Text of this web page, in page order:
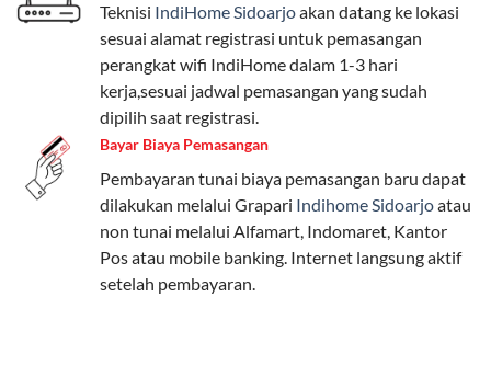
Paket Easy cocok untuk kebutuhan dasar, Paket
Complete untuk yang menginginkan fitur lengkap,
dan Paket Dynamic IP untuk pengguna yang
memprioritaskan kecepatan internet tinggi.
Paket Telkomsel One dengan Kuota Keluarga
Salah satu fitur unggulan Telkomsel One adalah Paket
Kuota Keluarga. Dengan kuota hingga 30 GB, Anda
bisa membagikan internet kepada anggota keluarga
atau teman tanpa perlu khawatir kehabisan kuota.
Teknisi IndiHome Sidoarjoakan datang ke lokasi
sesuai alamat registrasi untuk pemasangan
perangkat wifi IndiHome dalam 1-3 hari
kerja,sesuai jadwal pemasangan yang sudah
dipilih saat registrasi.
Bayar Biaya Pemasangan
Pembayaran tunai biaya pemasangan baru dapat
dilakukan melalui Grapari Indihome Sidoarjoatau
non tunai melalui Alfamart, Indomaret, Kantor
Pos atau mobile banking. Internet langsung aktif
setelah pembayaran.